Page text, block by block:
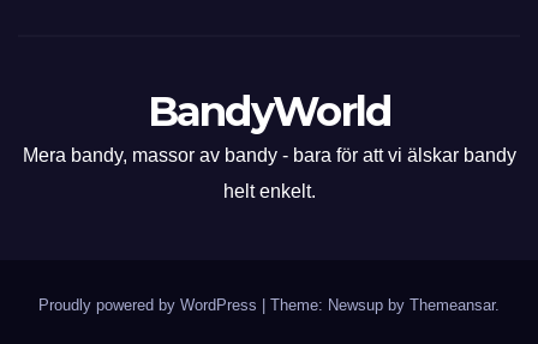
BandyWorld
Mera bandy, massor av bandy - bara för att vi älskar bandy
helt enkelt.
Proudly powered by WordPress Theme: Newsup by Themeansar.